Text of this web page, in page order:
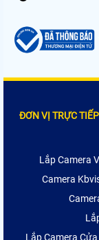
ĐƠN VỊ TRỰC
Lắp Camera
Camera
Lắp Camera